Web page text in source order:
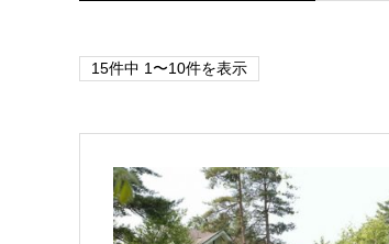
15件中 1〜10件を表示